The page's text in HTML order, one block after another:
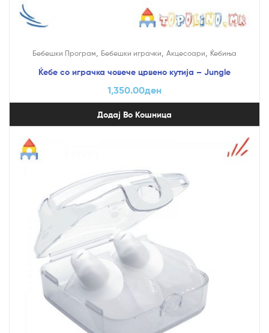
Бебешки Програм Бебешки играчки Акцесоари Ќебиња
Ќебе со играчка човече црвено кутија – Jungle
1,350.00ден
Додај Во Кошница